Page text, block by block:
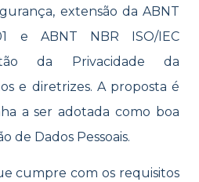
extensão da ABNT
e ABNT NBR ISO/IEC
da Privacidade da
e diretrizes. A proposta é
a ser adotada como boa
de Dados Pessoais.
cumpre com os requisitos